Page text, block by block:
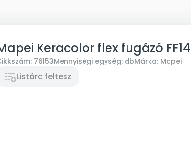
Keracolor flex fugázó
76153Mennyiségi egység: dbMárka: Mapei
Listára feltesz